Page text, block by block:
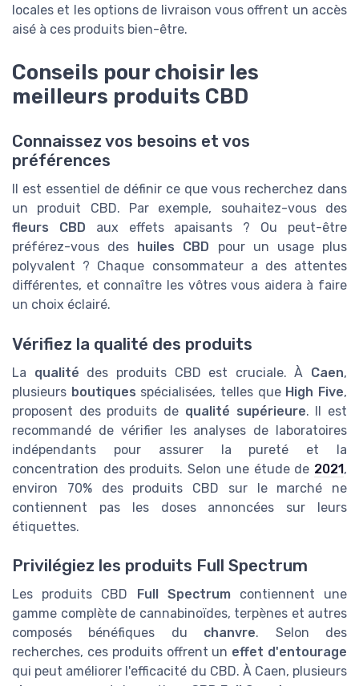
locales et les options de livraison vous offrent un accès
aisé à ces produits bien-être.
Conseils pour choisir les
meilleurs produits CBD
Connaissez vos besoins et vos
préférences
Il est essentiel de définir ce que vous recherchez dans
un produit CBD. Par exemple, souhaitez-vous des
fleurs CBD aux effets apaisants ? Ou peut-être
préférez-vous des
huiles CBD pour un usage plus
polyvalent ? Chaque consommateur a des attentes
différentes, et connaître les vôtres vous aidera à faire
un choix éclairé.
Vérifiez la qualité des produits
La qualité des produits CBD est cruciale. À Caen,
plusieurs boutiques spécialisées, telles que High Five,
proposent des produits de qualité supérieure. Il est
recommandé de vérifier les analyses de laboratoires
indépendants pour assurer la pureté et la
concentration des produits. Selon une étude de 2021,
environ 70% des produits CBD sur le marché ne
contiennent pas les doses annoncées sur leurs
étiquettes.
Privilégiez les produits Full Spectrum
Les produits CBD Full Spectrumcontiennent une
gamme complète de cannabinoïdes, terpènes et autres
composés bénéfiques du chanvre. Selon des
recherches, ces produits offrent un effet d'entourage
qui peut améliorer l'efficacité du CBD. À Caen, plusieurs